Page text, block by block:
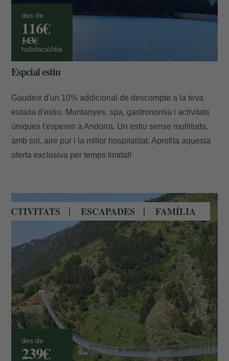
des de
116€
143€
habitació/dia
Espcial estiu
Gaudeix d'un 10% addicional de descompte a la teva
estada d'estiu. Muntanyes, spa, gastronomia i activitats
úniques t'esperen a Andorra. Un estiu sense multituds,
amb sol, aire pur i la millor hospitalitat. Aprofita aquesta
oferta exclusiva per temps limitat!
ACTIVITATS ESCAPADES FAMÍLIA
des de
239€